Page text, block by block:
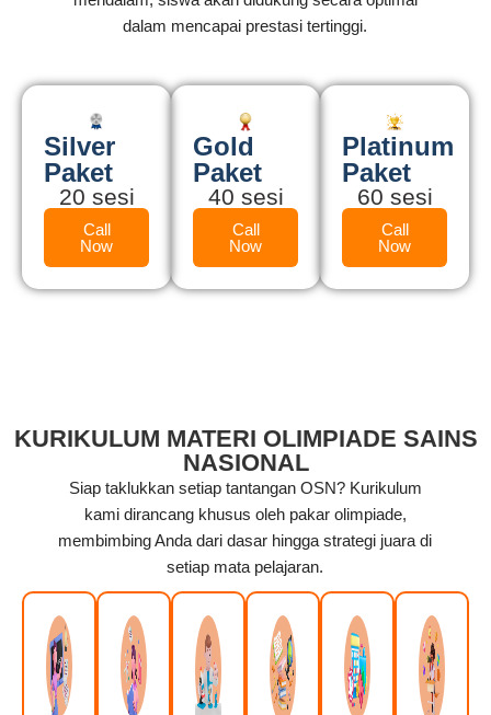
dalam mencapai prestasi tertinggi.
Silver
Paket
20 sesi
Call
Now
Gold
Paket
40 sesi
Call
Now
Platinum
Paket
60 sesi
Call
Now
KURIKULUM MATERI OLIMPIADE SAINS
NASIONAL
Siap taklukkan setiap tantangan OSN? Kurikulum
kami dirancang khusus oleh pakar olimpiade,
membimbing Anda dari dasar hingga strategi juara di
setiap mata pelajaran.